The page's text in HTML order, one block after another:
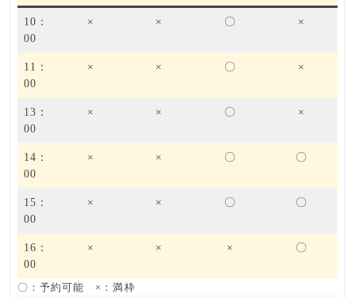
10：
00
× × 〇 ×
11：
00
× × 〇 ×
13：
00
× × 〇 ×
14：
00
× × 〇 〇
15：
00
× × 〇 〇
16：
00
× × × 〇
〇：予約可能 ×：満枠